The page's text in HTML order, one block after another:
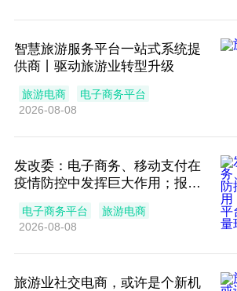
智慧旅游服务平台一站式系统提
供商丨驱动旅游业转型升级
旅游电商
电子商务平台
2026-08-08
发改委：电子商务、移动支付在
疫情防控中发挥巨大作用；报
量环比增长逾300%丨3月23日
【电商简讯】
电子商务平台
旅游电商
2026-08-08
旅游业社交电商，或许是个新机